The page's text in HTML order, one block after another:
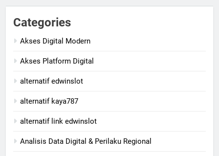
Categories
Akses Digital Modern
Akses Platform Digital
alternatif edwinslot
alternatif kaya787
alternatif link edwinslot
Analisis Data Digital & Perilaku Regional